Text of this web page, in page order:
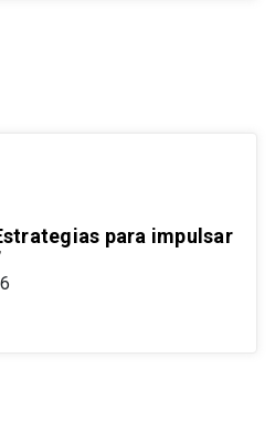
para impulsar